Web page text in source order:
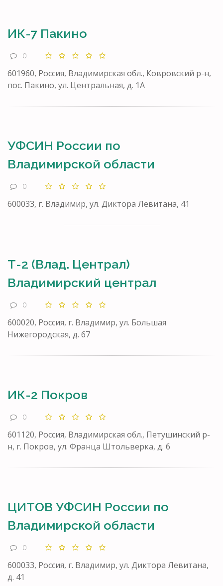
ИК-7 Пакино
0
601960, Россия, Владимирская обл., Ковровский р-н,
пос. Пакино, ул. Центральная, д. 1А
УФСИН России по
Владимирской области
0
600033, г. Владимир, ул. Диктора Левитана, 41
Т-2 (Влад. Централ)
Владимирский централ
0
600020, Россия, г. Владимир, ул. Большая
Нижегородская, д. 67
ИК-2 Покров
0
601120, Россия, Владимирская обл., Петушинский р-
н, г. Покров, ул. Франца Штольверка, д. 6
ЦИТОВ УФСИН России по
Владимирской области
0
600033, Россия, г. Владимир, ул. Диктора Левитана,
д. 41